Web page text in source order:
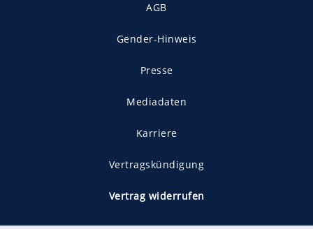
AGB
Gender-Hinweis
Presse
Mediadaten
Karriere
Vertragskündigung
Vertrag widerrufen